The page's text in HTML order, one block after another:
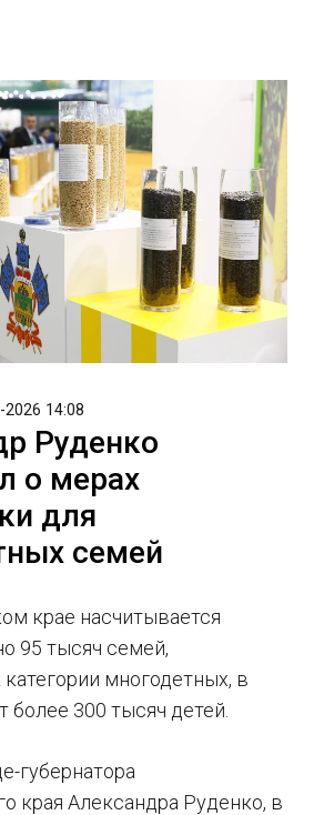
2026 14:08
Руденко
о мерах
для
семей
крае насчитывается
95 тысяч семей,
многодетных, в
более 300 тысяч детей.
губернатора
края Александра Руденко, в